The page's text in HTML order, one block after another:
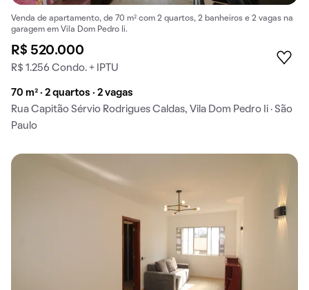
Venda de apartamento, de 70 m² com 2 quartos, 2 banheiros e 2 vagas na
garagem em Vila Dom Pedro Ii.
R$ 520.000
R$ 1.256 Condo. + IPTU
70 m² · 2 quartos · 2 vagas
Rua Capitão Sérvio Rodrigues Caldas, Vila Dom Pedro Ii · São
Paulo